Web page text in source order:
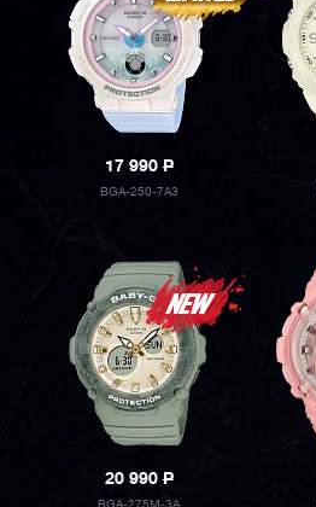
17 990P
BGA-250-7A3
20 990P
BGA-275M-3A